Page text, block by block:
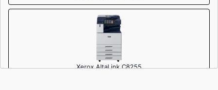
Xerox AltaLink C8255